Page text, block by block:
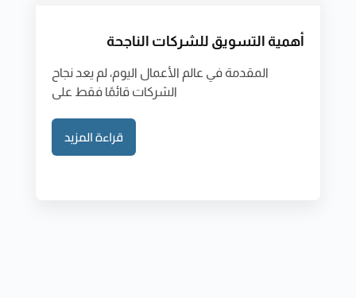
أهمية التسويق للشركات الناجحة
المقدمة في عالم الأعمال اليوم، لم يعد نجاح
الشركات قائمًا فقط على
قراءة المزيد